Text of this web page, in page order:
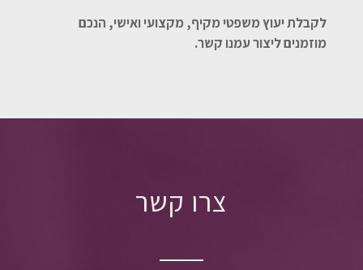
לקבלת יעוץ משפטי מקיף, מקצועי ואישי, הנכם
מוזמנים ליצור עמנו קשר.
צרו קשר